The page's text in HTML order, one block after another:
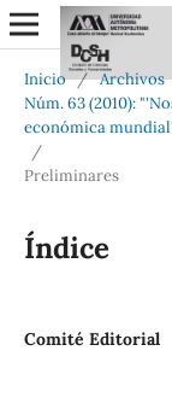
Inicio / Archivos
Núm. 63 (2010):
económica
/
Preliminares
Índice
Comité Editorial